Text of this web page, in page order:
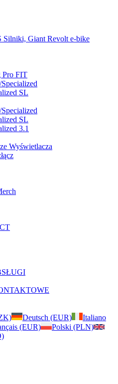
Silniki, Giant Revolt e-bike
Pro FIT
SL
SL
3.1
Wyświetlacza
Deutsch (EUR)
Italiano
(EUR)
Polski (PLN)